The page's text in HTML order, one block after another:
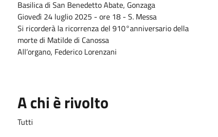
Basilica di San Benedetto Abate, Gonzaga
Giovedì 24 luglio 2025 - ore 18 - S. Messa
Si ricorderà la ricorrenza del 910°anniversario della
morte di Matilde di Canossa
All’organo, Federico Lorenzani
A chi è rivolto
Tutti